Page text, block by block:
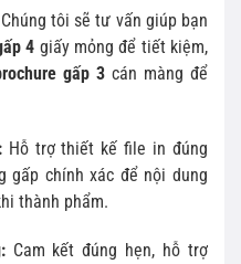
Chúng tôi sẽ tư vấn giúp bạn
4 giấy mỏng để tiết kiệm,
gấp 3cán màng để
Hỗ trợ thiết kế file in đúng
gấp chính xác để nội dung
thành phẩm.
Cam kết đúng hẹn, hỗ trợ